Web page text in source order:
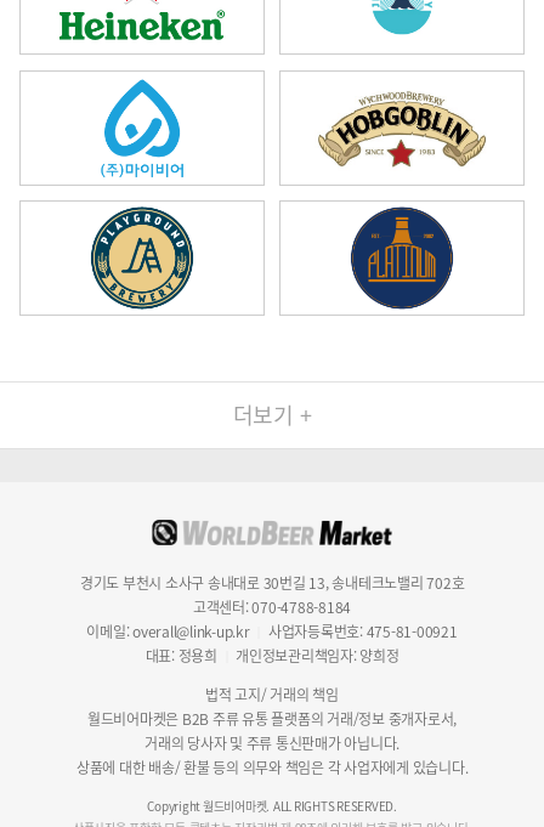
더보기 +
경기도 부천시 소사구 송내대로 30번길 13, 송내테크노밸리 702호
고객센터: 070-4788-8184
이메일: overall@link-up.kr
사업자등록번호: 475-81-00921
대표: 정용희
개인정보관리책임자: 양희정
법적 고지/ 거래의 책임
월드비어마켓은 B2B 주류 유통 플랫폼의 거래/정보 중개자로서,
거래의 당사자 및 주류 통신판매가 아닙니다.
상품에 대한 배송/ 환불 등의 의무와 책임은 각 사업자에게 있습니다.
Copyright 월드비어마켓. ALL RIGHTS RESERVED.